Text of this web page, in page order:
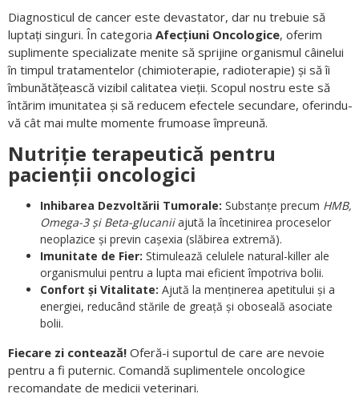
Diagnosticul de cancer este devastator, dar nu trebuie să
luptați singuri. În categoria Afecțiuni Oncologice, oferim
suplimente specializate menite să sprijine organismul câinelui
în timpul tratamentelor (chimioterapie, radioterapie) și să îi
îmbunătățească vizibil calitatea vieții. Scopul nostru este să
întărim imunitatea și să reducem efectele secundare, oferindu-
vă cât mai multe momente frumoase împreună.
Nutriție terapeutică pentru
pacienții oncologici
Inhibarea Dezvoltării Tumorale: Substanțe precum HMB,
Omega-3 și Beta-glucaniiajută la încetinirea proceselor
neoplazice și previn cașexia (slăbirea extremă).
Imunitate de Fier: Stimulează celulele natural-killer ale
organismului pentru a lupta mai eficient împotriva bolii.
Confort și Vitalitate: Ajută la menținerea apetitului și a
energiei, reducând stările de greață și oboseală asociate
bolii.
Fiecare zi contează! Oferă-i suportul de care are nevoie
pentru a fi puternic. Comandă suplimentele oncologice
recomandate de medicii veterinari.